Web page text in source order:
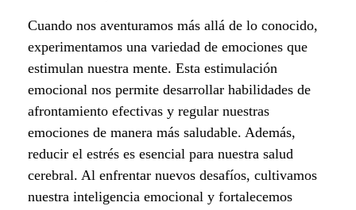
u
i
m
p
a
c
Cuando nos aventuramos más allá de lo conocido,
experimentamos una variedad de emociones que
estimulan nuestra mente. Esta estimulación
emocional nos permite desarrollar habilidades de
afrontamiento efectivas y regular nuestras
emociones de manera más saludable. Además,
reducir el estrés es esencial para nuestra salud
cerebral. Al enfrentar nuevos desafíos, cultivamos
nuestra inteligencia emocional y fortalecemos